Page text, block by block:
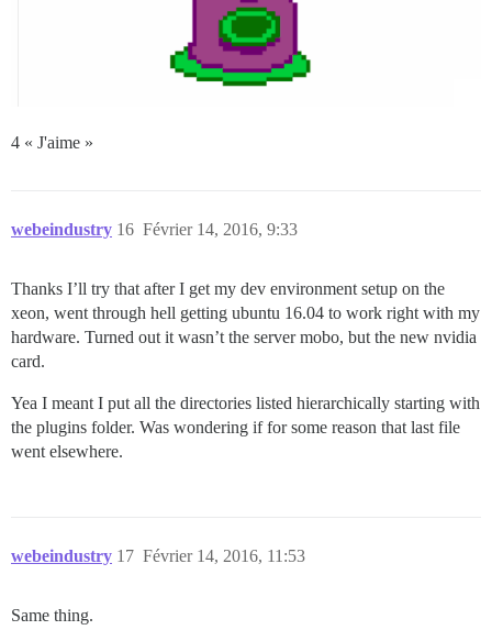
4 « J'aime »
webeindustry Février 14, 2016, 9:33
16
Thanks I’ll try that after I get my dev environment setup on the
xeon, went through hell getting ubuntu 16.04 to work right with my
hardware. Turned out it wasn’t the server mobo, but the new nvidia
card.
Yea I meant I put all the directories listed hierarchically starting with
the plugins folder. Was wondering if for some reason that last file
went elsewhere.
webeindustry Février 14, 2016, 11:53
17
Same thing.